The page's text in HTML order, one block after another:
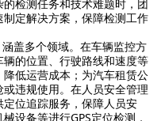
检测任务和技术难题时，团
定解决方案，保障检测工作
盖多个领域。在车辆监控方
的位置、行驶路线和速度等
低运营成本；为汽车租赁公
违规使用。在人员安全管理
位追踪服务，保障人员安
设备等进行GPS定位检测，